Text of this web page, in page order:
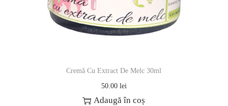
Cremă Cu Extract De Melc 30ml
50.00 lei
Adaugă în coș